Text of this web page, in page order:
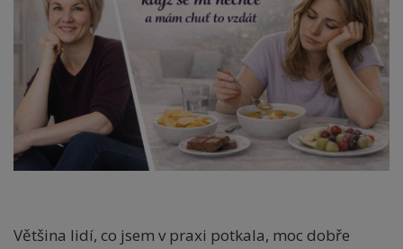
Většina lidí, co jsem v praxi potkala, moc dobře